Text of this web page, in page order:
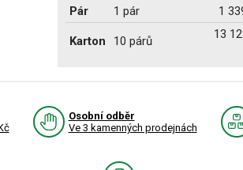
Pár 1 pár 1
Karton 10 párů
13
Osobní odběr
Ve 3 kamenných prodejnách